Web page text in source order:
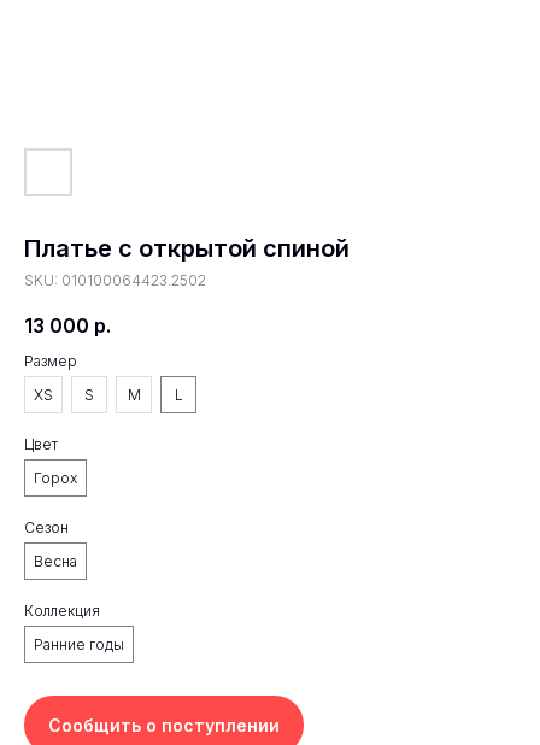
Платье с открытой спиной
SKU: 010100064423.2502
13 000 р.
Размер
XS
S M L
Цвет
Горох
Сезон
Весна
Коллекция
Ранние годы
Сообщить о поступлении